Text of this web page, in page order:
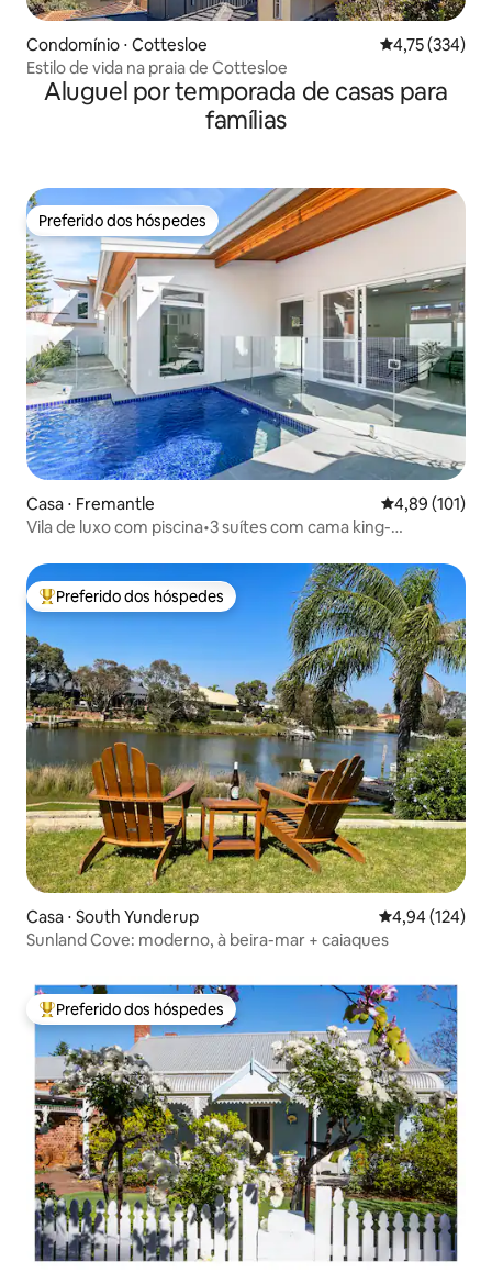
Condomínio ⋅ Cottesloe 4,75 de uma
4,75 (334)
Estilo de vida na praia de Cottesloe
Aluguel por temporada de casas para
famílias
Preferido dos hóspedes
Preferido dos hóspedes
Casa ⋅ Fremantle 4,89 de uma
4,89 (101)
Vila de luxo com piscina•3 suítes com cama king-
Entre os melhores preferidos dos hóspedes
Preferido dos hóspedes
Casa ⋅ South Yunderup 4,94 de uma
4,94 (124)
Sunland Cove: moderno, à beira-mar + caiaques
Entre os melhores preferidos dos hóspedes
Preferido dos hóspedes